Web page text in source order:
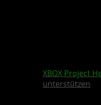
XBOX Project
unterstützen